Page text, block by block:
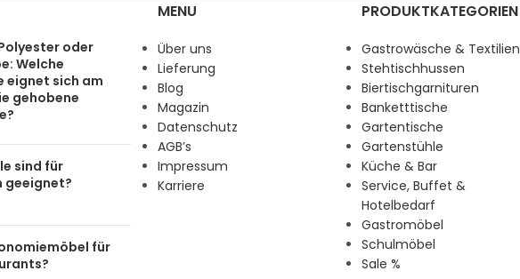
oder
Welche
eignet sich am
gehobene
sind für
für
MENU
Über uns
Lieferung
Blog
Magazin
Datenschutz
AGB’s
Impressum
Karriere
PRODUKTKATEGORIEN
Gastrowäsche & Textilien
Stehtischhussen
Biertischgarnituren
Banketttische
Gartentische
Gartenstühle
Küche & Bar
Service, Buffet &
Hotelbedarf
Gastromöbel
Schulmöbel
Sale %